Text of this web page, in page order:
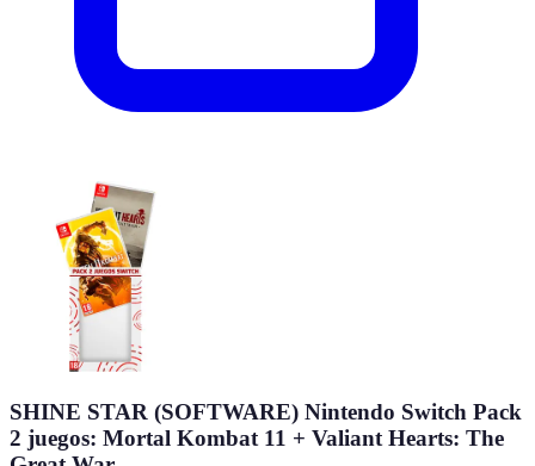
SHINE STAR (SOFTWARE) Nintendo Switch Pack
2 juegos: Mortal Kombat 11 + Valiant Hearts: The